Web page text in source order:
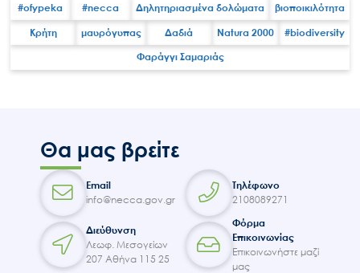
Μ.Δ.Π.Π.
Έργα
Εισιτήρια
#ofypeka #necca Δηλητηριασμένα δολώματα βιοποικιλότητα
Κρήτη μαυρόγυπας Δαδιά Natura 2000 #biodiversity
Φαράγγι Σαμαριάς
Θα μας βρείτε
Email
info@necca.gov.gr
Τηλέφωνο
2108089271
Διεύθυνση
Λεωφ. Μεσογείων
207 Αθήνα 115 25
Φόρμα
Επικοινωνίας
Επικοινωνήστε μαζί
μας